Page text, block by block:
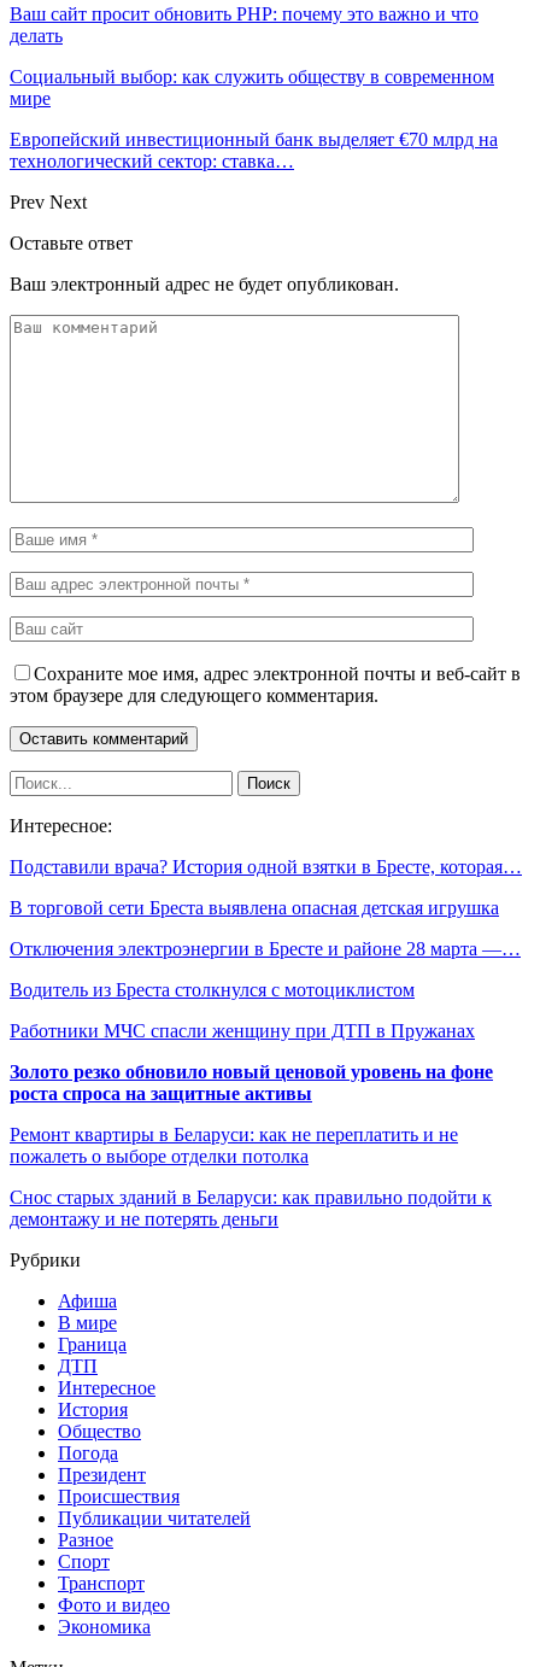
Ваш сайт просит обновить PHP: почему это важно и что
делать
Социальный выбор: как служить обществу в современном
мире
Европейский инвестиционный банк выделяет €70 млрд на
технологический сектор: ставка…
Prev Next
Оставьте ответ
Ваш электронный адрес не будет опубликован.
Сохраните мое имя, адрес электронной почты и веб-сайт в
этом браузере для следующего комментария.
Интересное:
Подставили врача? История одной взятки в Бресте, которая…
В торговой сети Бреста выявлена опасная детская игрушка
Отключения электроэнергии в Бресте и районе 28 марта —…
Водитель из Бреста столкнулся с мотоциклистом
Работники МЧС спасли женщину при ДТП в Пружанах
Золото резко обновило новый ценовой уровень на фоне
роста спроса на защитные активы
Ремонт квартиры в Беларуси: как не переплатить и не
пожалеть о выборе отделки потолка
Снос старых зданий в Беларуси: как правильно подойти к
демонтажу и не потерять деньги
Рубрики
Афиша
В мире
Граница
ДТП
Интересное
История
Общество
Погода
Президент
Происшествия
Публикации читателей
Разное
Спорт
Транспорт
Фото и видео
Экономика